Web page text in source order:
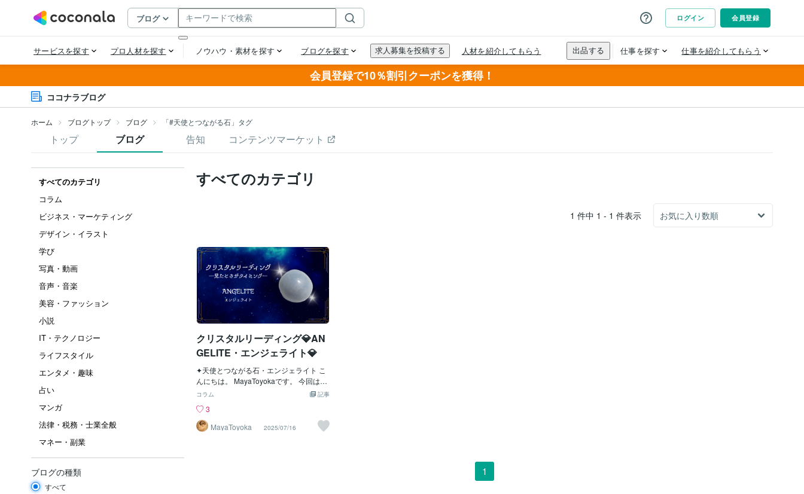
会員登録で10％割引クーポンを獲得！
ココナラブログ
ホーム ブログトップ ブログ 「#天使とつながる石」タグ
トップ ブログ 告知 コンテンツマーケット
すべてのカテゴリ
コラム
ビジネス・マーケティング
デザイン・イラスト
学び
写真・動画
音声・音楽
美容・ファッション
小説
IT・テクノロジー
ライフスタイル
エンタメ・趣味
占い
マンガ
法律・税務・士業全般
マネー・副業
ブログの種類
すべて
すべてのカテゴリ
1 件中 1 - 1 件表示
クリスタルリーディング💎AN
GELITE・エンジェライト💎
✦天使とつながる石・エンジェライト こ
んにちは。 MayaToyokaです。 今回は、
私がリーディングでもよく使用している
エネルギーについてご紹介します。 名前
の通り「天使（Angelos）」の語源をも
つこの石は、 まるでやさしい羽で包み込
記事
コラム
3
MayaToyoka
2025/07/16
1